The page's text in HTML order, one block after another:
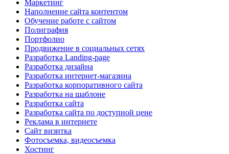
Маркетинг
Наполнение сайта контентом
Обучение работе с сайтом
Полиграфия
Портфолио
Продвижение в социальных сетях
Разработка Landing-page
Разработка дизайна
Разработка интернет-магазина
Разработка корпоративного сайта
Разработка на шаблоне
Разработка сайта
Разработка сайта по доступной цене
Реклама в интернете
Сайт визитка
Фотосъемка, видеосъемка
Хостинг